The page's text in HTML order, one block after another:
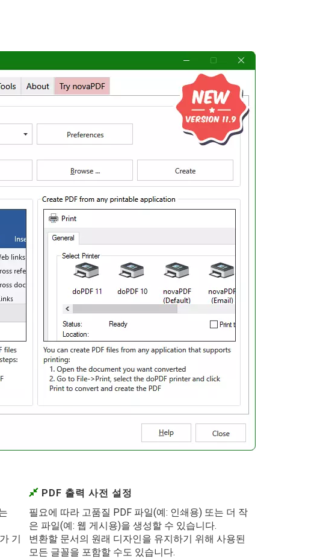
기
PDF 출력 사전 설정
필요에 따라 고품질 PDF 파일(예: 인쇄용) 또는 더 작
은 파일(예: 웹 게시용)을 생성할 수 있습니다.
변환할 문서의 원래 디자인을 유지하기 위해 사용된
모든 글꼴을 포함할 수도 있습니다.